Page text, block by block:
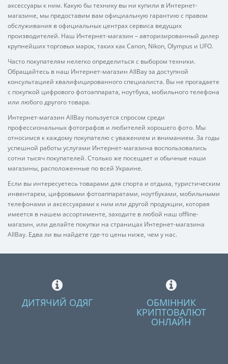
аксессуары к ним. Какую бы технику вы ни купили в Интернет-
магазине, мы предоставим вам официальную гарантию с правом
обслуживания в официальных центрах сервиса ведущих
производителей. Наш Интернет-магазин – авторизированный дилер
крупнейших торговых марок, таких как Canon, Nikon, Olympus и UFO.
Часто покупателям нелегко определиться с выбором техники.
Обращайтесь в наш Интернет-магазин AllBay за доступной
консультацией квалифицированного специалиста. Вы не прогадаете
с покупкой цифрового фотоаппарата, ноутбука, мобильного телефона
или любого другого товара.
Интернет-магазин AllBay пользуется спросом среди
профессиональных фотографов и любителей хорошего фото. Мы
относимся к каждому покупателю с уважением и вниманием. За годы
успешной работы услугами Интернет-магазина воспользовались
сотни тысяч покупателей. Столько же посещает и обычные наши
магазины, расположенные по всей Украине.
Если вы интересуетесь товарами для спорта и отдыха, туристическим
инвентарем, цифровыми фотоаппаратами, ноутбуками, мобильными
телефонами и аксессуарами к ним или другой продукции, которая
имеется в нашем ассортименте, заходите в любой наш offline-
магазин, или делайте покупки на страницах Интернет-магазина
AllBay. Едва ли вы найдете где-то цены ниже, чем у нас.
ДИТЯЧИЙ ОДЯГ ОБМІННИК
КРИПТОВАЛЮТ
ОНЛАЙН